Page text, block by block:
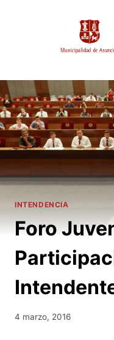
INTENDENCIA
Foro
4 marzo, 2016